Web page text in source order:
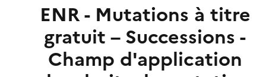
ENR - Mutations à titre
gratuit – Successions -
Champ d'application